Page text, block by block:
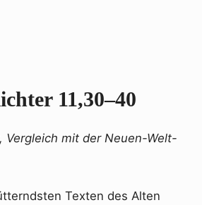
11,30–40
Vergleich mit der Neuen-Welt-
Texten des Alten